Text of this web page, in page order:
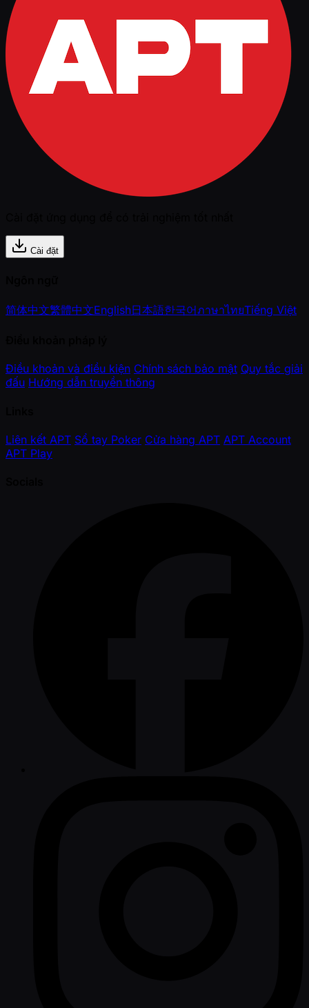
Cài đặt
简体中文繁體中文English日本語한국어ภาษาไทยTiếng Việt
Điều khoản và điều kiện Chính sách bảo mật Quy tắc giải
đấu Hướng dẫn truyền thông
Liên kết APT Sổ tay Poker Cửa hàng APT APT Account
APT Play